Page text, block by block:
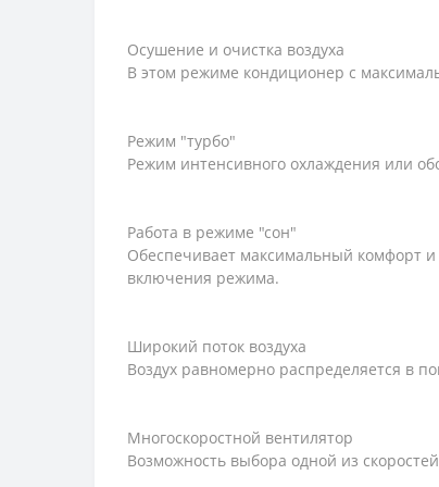
Осушение и очистка воздуха
В этом режиме кондиционер с
Режим "турбо"
Режим интенсивного охлаждения или
Работа в режиме "сон"
Обеспечивает максимальный комфорт
включения режима.
Широкий поток воздуха
Воздух равномерно распределяется в
Многоскоростной вентилятор
Возможность выбора одной из